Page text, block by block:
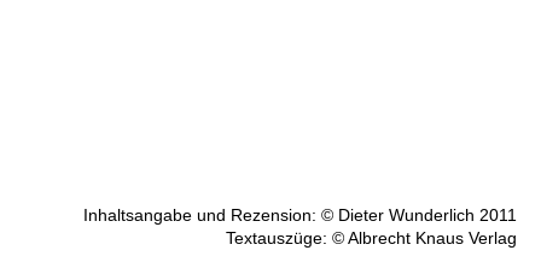
Inhaltsangabe und Rezension: © Dieter Wunderlich 2011
Textauszüge: © Albrecht Knaus Verlag